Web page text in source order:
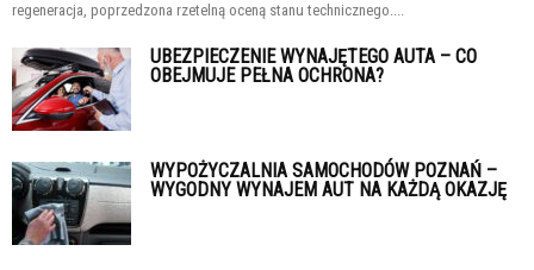
regeneracja, poprzedzona rzetelną oceną stanu technicznego....
UBEZPIECZENIE WYNAJĘTEGO AUTA – CO
OBEJMUJE PEŁNA OCHRONA?
WYPOŻYCZALNIA SAMOCHODÓW POZNAŃ –
WYGODNY WYNAJEM AUT NA KAŻDĄ OKAZJĘ